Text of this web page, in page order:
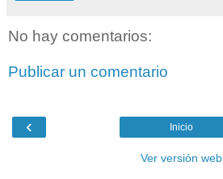
No hay comentarios:
Publicar un comentario
‹ Inicio
Ver versión web